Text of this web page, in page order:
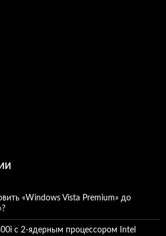
«Windows Vista Premium» до
с 2-ядерным процессором Intel